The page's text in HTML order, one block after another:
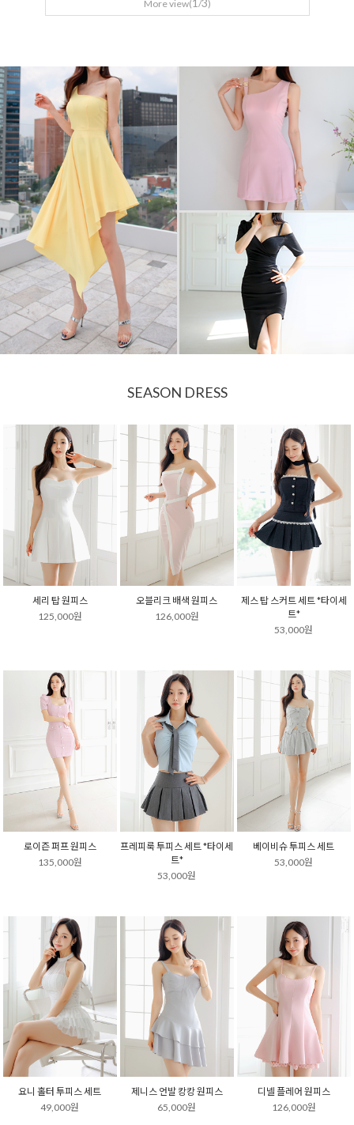
More view(1 /3)
SEASON DRESS
세리 탑 원피스
125,000원
오블리크 배색 원피스
126,000원
제스 탑 스커트 세트 *타이세
트*
53,000원
로이즌 퍼프 원피스
135,000원
프레피룩 투피스 세트 *타이세
트*
53,000원
베이비슈 투피스 세트
53,000원
요니 홀터 투피스 세트
49,000원
제니스 언발 캉캉 원피스
65,000원
디넬 플레어 원피스
126,000원